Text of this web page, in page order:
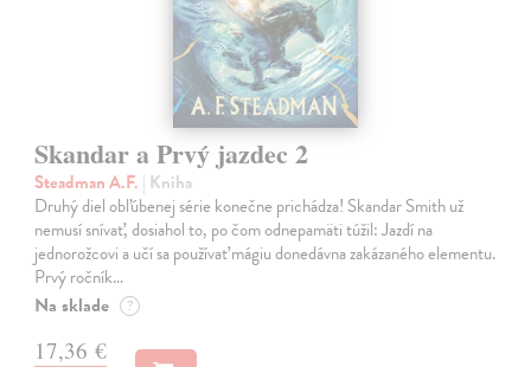
Skandar a Prvý jazdec 2
Steadman A.F. | Kniha
Druhý diel obľúbenej série konečne prichádza! Skandar Smith už
nemusí snívať, dosiahol to, po čom odnepamäti túžil: Jazdí na
jednorožcovi a učí sa používať mágiu donedávna zakázaného elementu.
Prvý ročník…
Na sklade ?
17,36 €